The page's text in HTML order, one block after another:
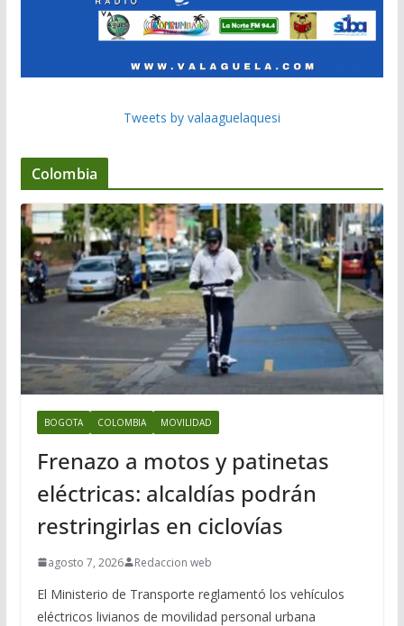
Tweets by valaaguelaquesi
Colombia
BOGOTA COLOMBIA MOVILIDAD
Frenazo a motos y patinetas
eléctricas: alcaldías podrán
restringirlas en ciclovías
agosto 7, 2026 Redaccion web
El Ministerio de Transporte reglamentó los vehículos
eléctricos livianos de movilidad personal urbana